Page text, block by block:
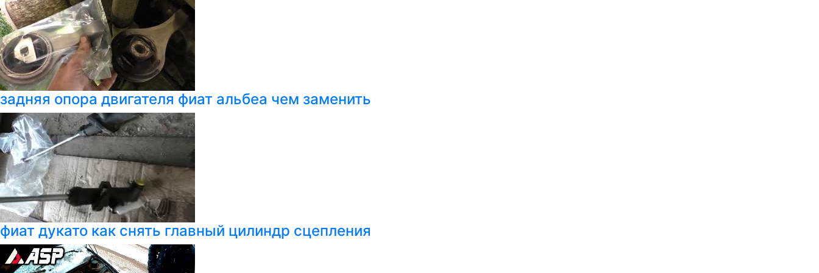
задняя опора двигателя фиат альбеа чем заменить
фиат дукато как снять главный цилиндр сцепления